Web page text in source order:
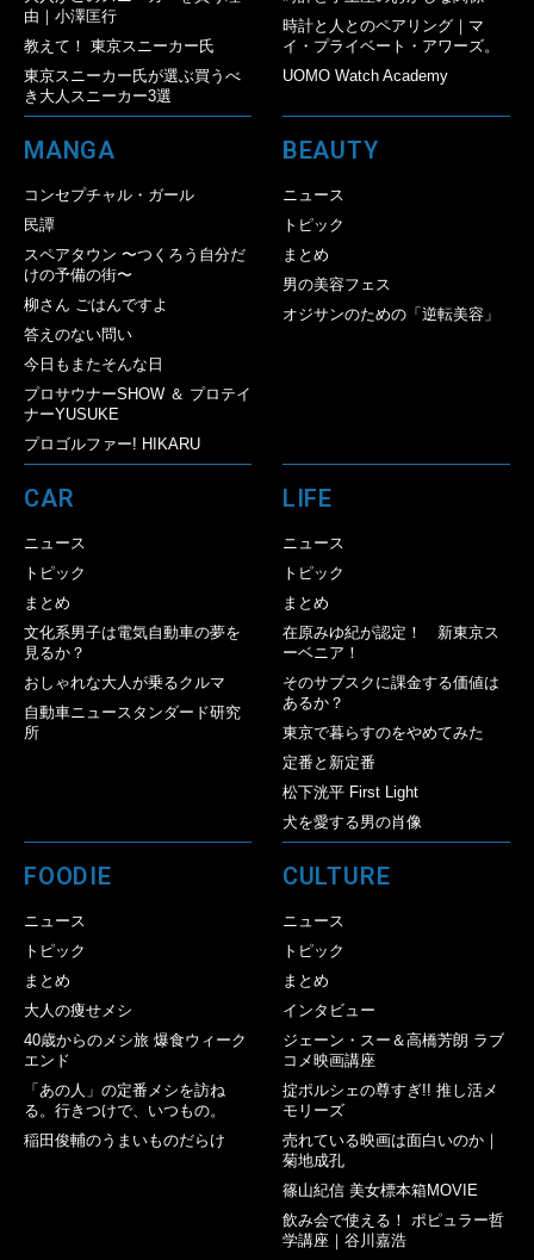
由｜小澤匡行
教えて！ 東京スニーカー氏
東京スニーカー氏が選ぶ買うべ
き大人スニーカー3選
時計と人とのペアリング｜マ
イ・プライベート・アワーズ。
UOMO Watch Academy
MANGA
コンセプチャル・ガール
民譚
スペアタウン 〜つくろう自分だ
けの予備の街〜
柳さん ごはんですよ
答えのない問い
今日もまたそんな日
プロサウナーSHOW ＆ プロテイ
ナーYUSUKE
プロゴルファー! HIKARU
BEAUTY
ニュース
トピック
まとめ
男の美容フェス
オジサンのための「逆転美容」
CAR
ニュース
トピック
まとめ
文化系男子は電気自動車の夢を
見るか？
おしゃれな大人が乗るクルマ
自動車ニュースタンダード研究
所
LIFE
ニュース
トピック
まとめ
在原みゆ紀が認定！ 新東京ス
ーベニア！
そのサブスクに課金する価値は
あるか？
東京で暮らすのをやめてみた
定番と新定番
松下洸平 First Light
犬を愛する男の肖像
FOODIE
ニュース
トピック
まとめ
大人の痩せメシ
40歳からのメシ旅 爆食ウィーク
エンド
「あの人」の定番メシを訪ね
る。行きつけで、いつもの。
稲田俊輔のうまいものだらけ
CULTURE
ニュース
トピック
まとめ
インタビュー
ジェーン・スー＆高橋芳朗 ラブ
コメ映画講座
掟ポルシェの尊すぎ!! 推し活メ
モリーズ
売れている映画は面白いのか｜
菊地成孔
篠山紀信 美女標本箱MOVIE
飲み会で使える！ ポピュラー哲
学講座｜谷川嘉浩